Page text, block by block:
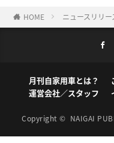
HOME ニュースリリー
月刊自家用車とは？
運営会社／スタッフ
Copyright © NAIGAI